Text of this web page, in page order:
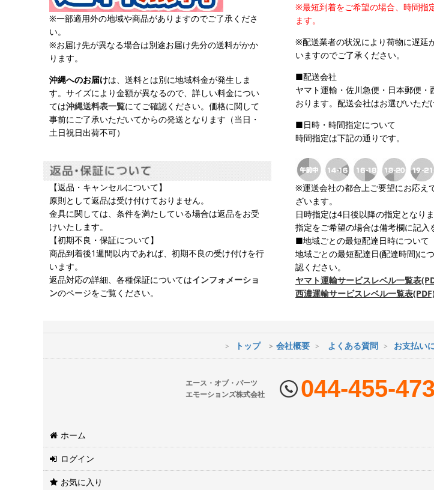
※一部適用外の地域や商品がありますのでご了承くださ
い。
※お届け先が異なる場合は別途お届け先分の送料がかか
ります。
沖縄へのお届けは、送料とは別に地域料金が発生しま
す。サイズにより金額が異なるので、詳しい料金につい
ては沖縄送料表一覧にてご確認ください。価格に関して
事前にご了承いただいてからの発送となります（当日・
土日祝日出荷不可）
【返品・キャンセルについて】
原則として返品は受け付けておりません。
金具に関しては、条件を満たしている場合は返品をお受
けいたします。
【初期不良・保証について】
商品到着後1週間以内であれば、初期不良の受け付けを行
います。
返品対応の詳細、各種保証についてはインフォメーショ
ンのページをご覧ください。
※最短到着をご希望の場合、時間指
ます。
※配送業者の状況により荷物に遅延
いますのでご了承ください。
■配送会社
ヤマト運輸・佐川急便・日本郵便・
おります。配送会社はお選びいただ
■日時・時間指定について
時間指定は下記の通りです。
※運送会社の都合上ご要望にお応え
ざいます。
日時指定は4日後以降の指定となり
指定をご希望の場合は備考欄に記入
■地域ごとの最短配達日時について
地域ごとの最短配達日(配達時間)に
認ください。
ヤマト運輸サービスレベル一覧表
西濃運輸サービスレベル一覧表
トップ 会社概要 よくある質問 お支払い
エース・オブ・パーツ
エモーションズ株式会社
044-455-
ホーム
ログイン
お気に入り